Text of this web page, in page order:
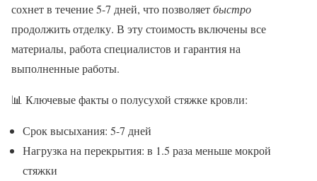
сохнет в течение 5-7 дней, что позволяетбыстро
продолжить отделку. В эту стоимость включены все
материалы, работа специалистов и гарантия на
выполненные работы.
📊 Ключевые факты о полусухой стяжке кровли:
Срок высыхания: 5-7 дней
Нагрузка на перекрытия: в 1.5 раза меньше мокрой
стяжки